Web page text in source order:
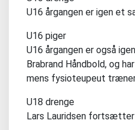
U16 årgangen er igen et
U16 piger
U16 årgangen er også
Brabrand Håndbold, og
mens fysioteupeut
U18 drenge
Lars Lauridsen